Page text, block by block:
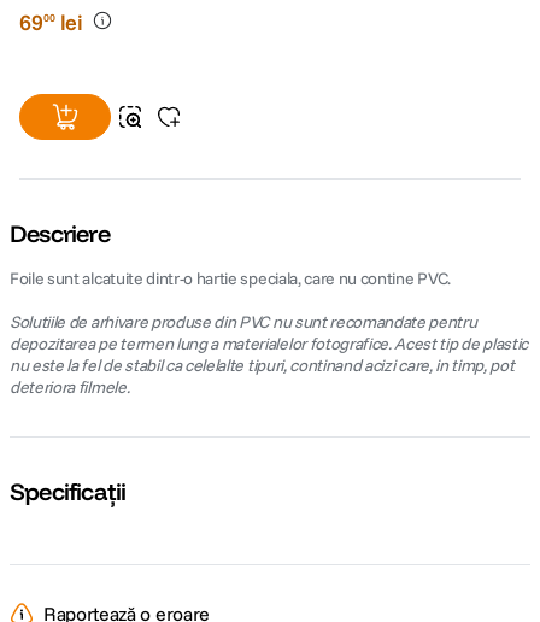
6900 lei
Descriere
Foile sunt alcatuite dintr-o hartie speciala, care nu contine PVC.
Solutiile de arhivare produse din PVC nu sunt recomandate pentru
depozitarea pe termen lung a materialelor fotografice. Acest tip de plastic
nu este la fel de stabil ca celelalte tipuri, continand acizi care, in timp, pot
deteriora filmele.
Specificații
Raportează o eroare